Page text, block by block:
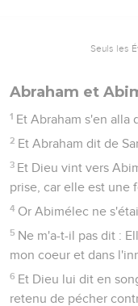
Seuls les
Abraham et
1 Et Abraham s'en alla
2 Et Abraham dit de
3 Et Dieu vint vers
prise, car elle est une
4 Or Abimélec ne
5 Ne m'a-t-il pas dit :
mon coeur et dans
6 Et Dieu lui dit en
retenu de pécher